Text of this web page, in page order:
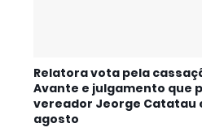
Relatora vota pela
Avante e julgamento que
vereador Jeorge Catatau
agosto